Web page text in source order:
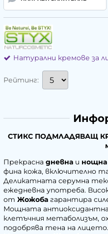
Натурални кремове за
Рейтинг:
СТИКС ПОДМЛАДЯВАЩ
Прекрасна дневна и нощна
фина кожа, включително
Деликатната серумна
ежедневна употреба.
от Жожоба гарантира
Мощната
клетъчния метаболизъм,
подобрява тена на лицето.